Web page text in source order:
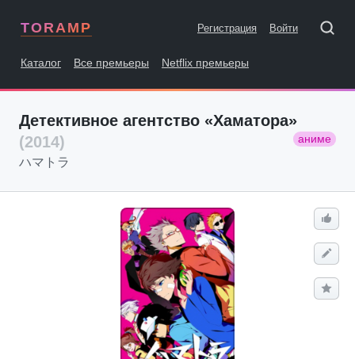
TORAMP Регистрация Войти
Каталог Все премьеры Netflix премьеры
Детективное агентство «Хаматора»
(2014)
аниме
ハマトラ